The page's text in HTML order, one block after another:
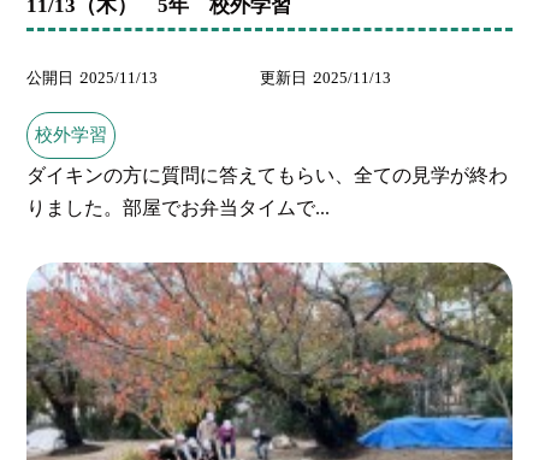
11/13（木） 5年 校外学習
公開日 2025/11/13 更新日 2025/11/13
校外学習
ダイキンの方に質問に答えてもらい、全ての見学が終わ
りました。部屋でお弁当タイムで...